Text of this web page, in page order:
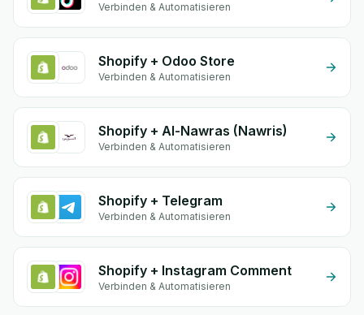
Verbinden & Automatisieren
Shopify + Odoo Store
Verbinden & Automatisieren
Shopify + Al-Nawras (Nawris)
Verbinden & Automatisieren
Shopify + Telegram
Verbinden & Automatisieren
Shopify + Instagram Comment
Verbinden & Automatisieren